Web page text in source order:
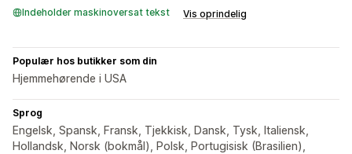
Indeholder maskinoversat tekst Vis oprindelig
Populær hos butikker som din
Hjemmehørende i USA
Sprog
Engelsk, Spansk, Fransk, Tjekkisk, Dansk, Tysk, Italiensk,
Hollandsk, Norsk (bokmål), Polsk, Portugisisk (Brasilien),